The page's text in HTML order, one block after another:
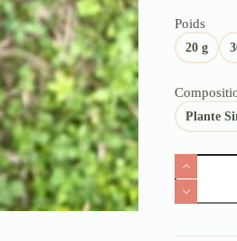
Poids
20 g
Plante